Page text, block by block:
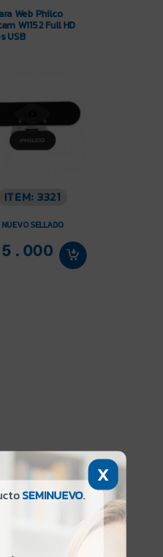
Web Philco
W1152 Full HD
USB
ITEM: 3321
NUEVO SELLADO
X
SEMINUEVO.